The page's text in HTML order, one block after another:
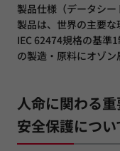
製品仕様（データシ
製品は、世界の主要
IEC 62474規格の基準
の製造・原料にオゾン
人命に関わる
安全保護につい